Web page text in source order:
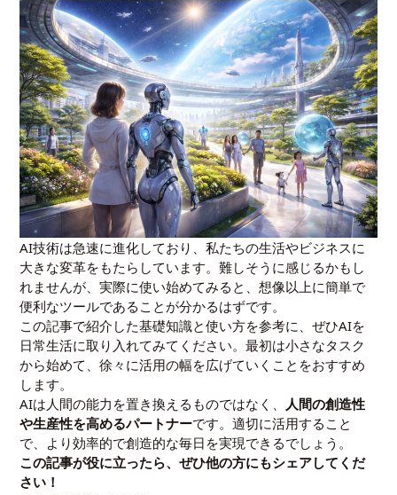
AI技術は急速に進化しており、私たちの生活やビジネスに
大きな変革をもたらしています。難しそうに感じるかもし
れませんが、実際に使い始めてみると、想像以上に簡単で
便利なツールであることが分かるはずです。
この記事で紹介した基礎知識と使い方を参考に、ぜひAIを
日常生活に取り入れてみてください。最初は小さなタスク
から始めて、徐々に活用の幅を広げていくことをおすすめ
します。
AIは人間の能力を置き換えるものではなく、 人間の創造性
や生産性を高めるパートナーです。適切に活用すること
で、より効率的で創造的な毎日を実現できるでしょう。
この記事が役に立ったら、ぜひ他の方にもシェアしてくだ
さい！